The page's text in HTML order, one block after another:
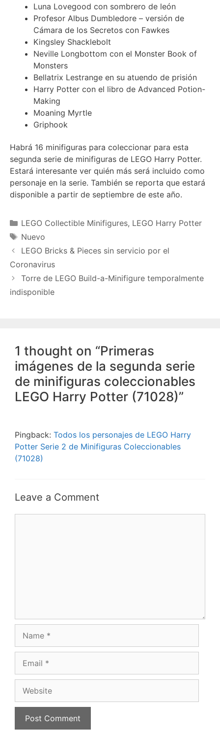
Luna Lovegood con sombrero de león
Profesor Albus Dumbledore – versión de
Cámara de los Secretos con Fawkes
Kingsley Shacklebolt
Neville Longbottom con el Monster Book of
Monsters
Bellatrix Lestrange en su atuendo de prisión
Harry Potter con el libro de Advanced Potion-
Making
Moaning Myrtle
Griphook
Habrá 16 minifiguras para coleccionar para esta
segunda serie de minifiguras de LEGO Harry Potter.
Estará interesante ver quién más será incluido como
personaje en la serie. También se reporta que estará
disponible a partir de septiembre de este año.
Categories
LEGO Collectible Minifigures, LEGO Harry Potter
Tags
Nuevo
LEGO Bricks & Pieces sin servicio por el
Coronavirus
Torre de LEGO Build-a-Minifigure temporalmente
indisponible
1 thought on “Primeras
imágenes de la segunda serie
de minifiguras coleccionables
LEGO Harry Potter (71028)”
Pingback: Todos los personajes de LEGO Harry
Potter Serie 2 de Minifiguras Coleccionables
(71028)
Leave a Comment